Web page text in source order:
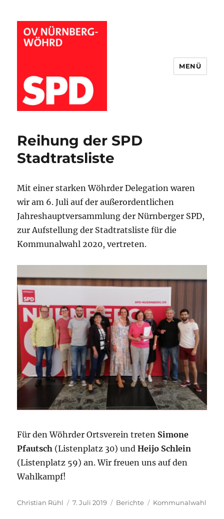
MENÜ
Reihung der SPD
Stadtratsliste
Mit einer starken Wöhrder Delegation waren
wir am 6. Juli auf der außerordentlichen
Jahreshauptversammlung der Nürnberger SPD,
zur Aufstellung der Stadtratsliste für die
Kommunalwahl 2020, vertreten.
Für den Wöhrder Ortsverein treten Simone
Pfautsch (Listenplatz 30) undHeijo Schlein
(Listenplatz 59) an. Wir freuen uns auf den
Wahlkampf!
Autor
Christian Rühl
Veröffentlicht
7. Juli 2019 Kategorien
Berichte Schlagwörter
Kommunalwahl